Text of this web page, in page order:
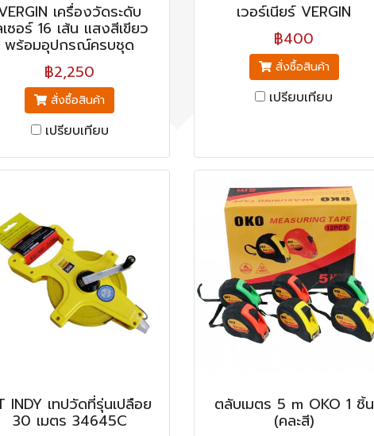
เครื่องวัดระดับ
เซอร์ 16 เส้น แสงสีเขียว
พร้อมอุปกรณ์ครบชุด
฿2,250
สั่งซื้อสินค้า
เปรียบเทียบ
เวอร์เนียร์ VERGIN
฿400
สั่งซื้อสินค้า
เปรียบเทียบ
INDY เทปวัดที่รุ่นเปลือย
30 เมตร 34645C
ตลับเมตร 5 m OKO 1 ชิ้น
(คละสี)